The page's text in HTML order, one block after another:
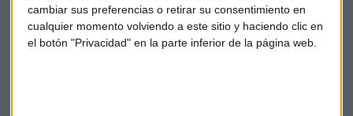
cambiar sus preferencias o retirar su consentimiento en
cualquier momento volviendo a este sitio y haciendo clic en
el botón "Privacidad" en la parte inferior de la página web.
A esto se suma que han crecido viendo fenómenos como las
criptomonedas con rentabilidades extraordinarias, lo que